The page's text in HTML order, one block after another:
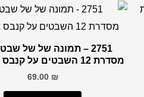
2751 – תמונה של של
מסדרת 12 השבטים על קנבס או זכוכית
69.00 ₪